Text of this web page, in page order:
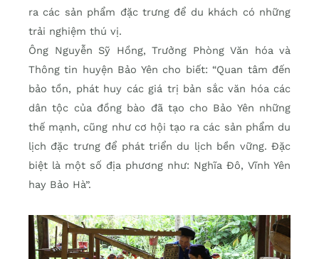
ra các sản phẩm đặc trưng để du khách có những
trải nghiệm thú vị.
Ông Nguyễn Sỹ Hồng, Trưởng Phòng Văn hóa và
Thông tin huyện Bảo Yên cho biết: “Quan tâm đến
bảo tồn, phát huy các giá trị bản sắc văn hóa các
dân tộc của đồng bào đã tạo cho Bảo Yên những
thế mạnh, cũng như cơ hội tạo ra các sản phẩm du
lịch đặc trưng để phát triển du lịch bền vững. Đặc
biệt là một số địa phương như: Nghĩa Đô, Vĩnh Yên
hay Bảo Hà”.